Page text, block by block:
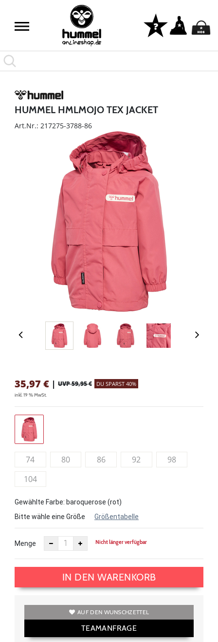
HUMMEL HMLMOJO TEX JACKET
Art.Nr.: 217275-3788-86
35,97 € | UVP 59,95 € DU SPARST 40%
inkl. 19 % MwSt.
74 80 86 92
98
104
Gewählte Farbe: baroquerose (rot)
Bitte wähle eine Größe
Größentabelle
Menge Nicht länger verfügbar
IN DEN WARENKORB
AUF DEN WUNSCHZETTEL
TEAMANFRAGE